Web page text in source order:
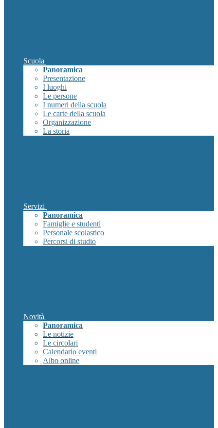
Scuola
Panoramica
Presentazione
I luoghi
Le persone
I numeri della scuola
Le carte della scuola
Organizzazione
La storia
Servizi
Panoramica
Famiglie e studenti
Personale scolastico
Percorsi di studio
Novità
Panoramica
Le notizie
Le circolari
Calendario eventi
Albo online